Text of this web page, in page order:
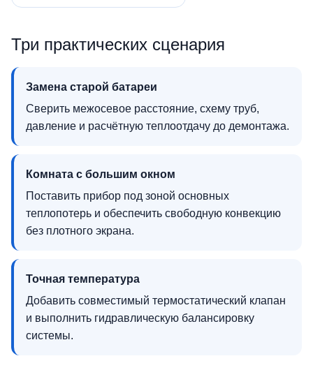
Три практических сценария
Замена старой батареи
Сверить межосевое расстояние, схему труб,
давление и расчётную теплоотдачу до демонтажа.
Комната с большим окном
Поставить прибор под зоной основных
теплопотерь и обеспечить свободную конвекцию
без плотного экрана.
Точная температура
Добавить совместимый термостатический клапан
и выполнить гидравлическую балансировку
системы.